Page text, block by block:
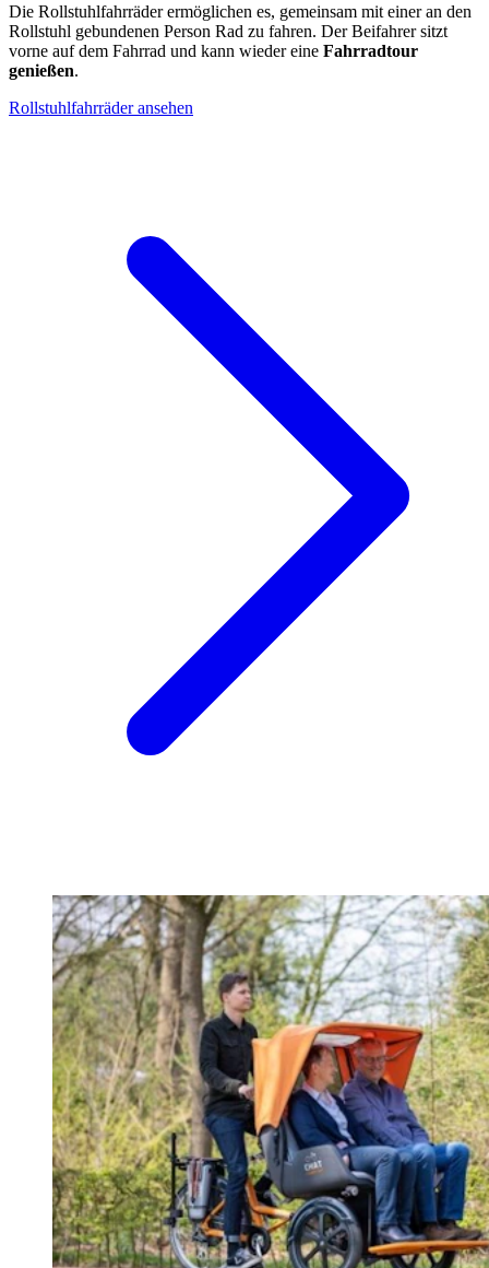
Die Rollstuhlfahrräder ermöglichen es, gemeinsam mit einer an den
Rollstuhl gebundenen Person Rad zu fahren. Der Beifahrer sitzt
vorne auf dem Fahrrad und kann wieder eine Fahrradtour
genießen.
Rollstuhlfahrräder ansehen